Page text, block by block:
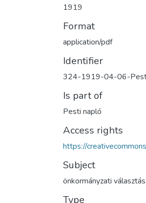
1919
Format
application/pdf
Identifier
324-1919-04-06-
Is part of
Pesti napló
Access rights
https://
Subject
önkormányzati választás
Type